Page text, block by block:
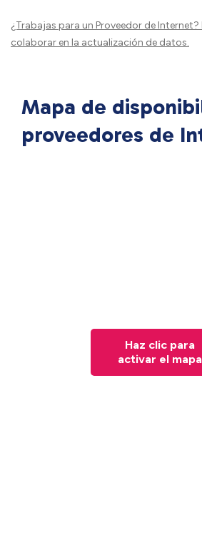
¿Trabajas para un Proveedor de Internet?
colaborar en la actualización de datos.
Mapa de
proveedores de
Haz clic para
activar el mapa